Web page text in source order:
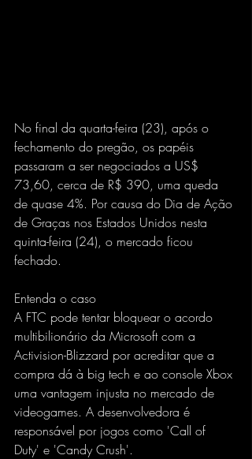
No final da quarta-feira (23), após o
fechamento do pregão, os papéis
passaram a ser negociados a US$
73,60, cerca de R$ 390, uma queda
de quase 4%. Por causa do Dia de Ação
de Graças nos Estados Unidos nesta
quinta-feira (24), o mercado ficou
fechado.
Entenda o caso
A FTC pode tentar bloquear o acordo
multibilionário da Microsoft com a
Activision-Blizzard por acreditar que a
compra dá à big tech e ao console Xbox
uma vantagem injusta no mercado de
videogames. A desenvolvedora é
responsável por jogos como 'Call of
Duty' e 'Candy Crush'.